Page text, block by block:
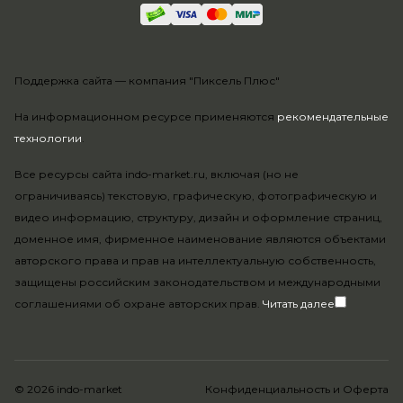
На информационном ресурсе применяются рекомендательные
технологии.
Все ресурсы сайта indo-market.ru, включая (но не
ограничиваясь) текстовую, графическую, фотографическую и
видео информацию, структуру, дизайн и оформление страниц,
доменное имя, фирменное наименование являются объектами
авторского права и прав на интеллектуальную собственность,
защищены российским законодательством и международными
соглашениями об охране авторских прав. Читать далее
Поддержка сайта — компания "Пиксель Плюс"
© 2026 indo-market Конфиденциальность и Оферта